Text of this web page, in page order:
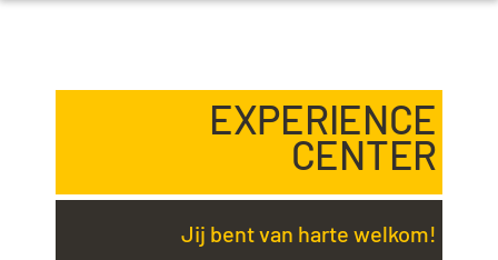
EXPERIENCE
CENTER
Jij bent van harte welkom!